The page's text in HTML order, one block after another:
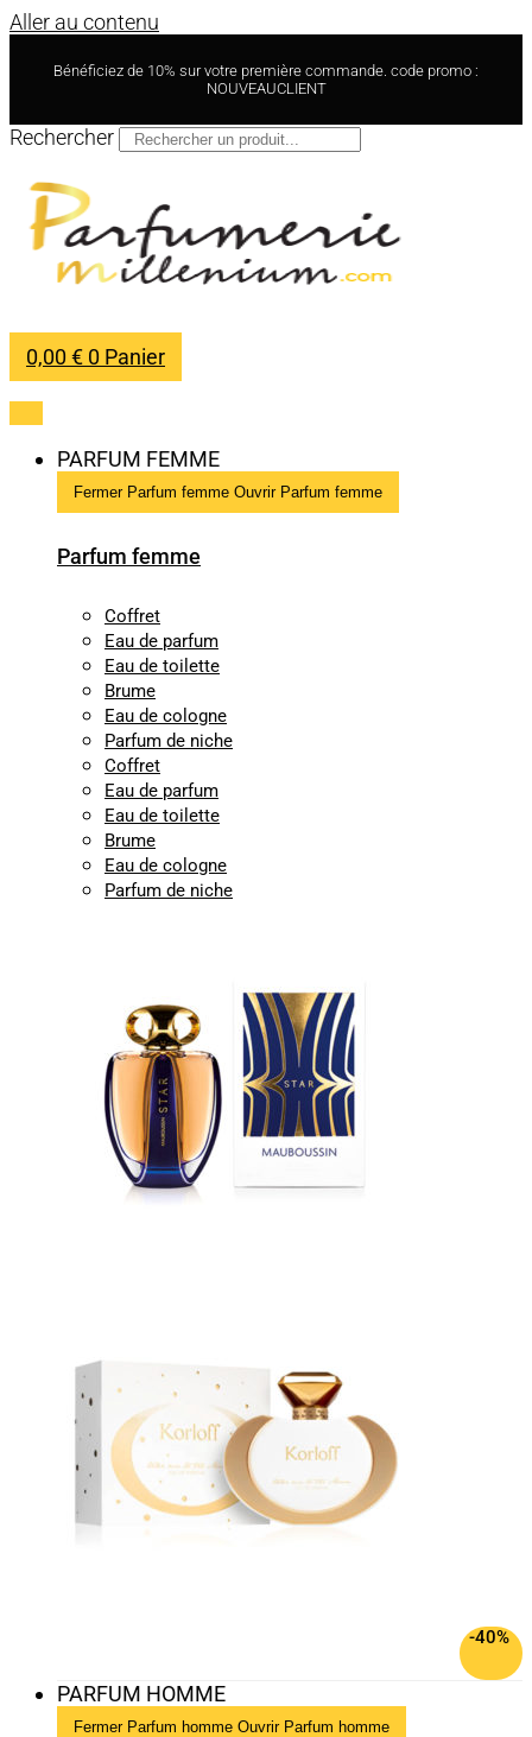
Aller au contenu
Bénéficiez de 10% sur votre première commande. code promo :
NOUVEAUCLIENT
Rechercher
0,00€ 0 Panier
PARFUM FEMME
Fermer Parfum femme Ouvrir Parfum femme
Parfum femme
Coffret
Eau de parfum
Eau de toilette
Brume
Eau de cologne
Parfum de niche
Coffret
Eau de parfum
Eau de toilette
Brume
Eau de cologne
Parfum de niche
-40%
PARFUM HOMME
Fermer Parfum homme Ouvrir Parfum homme